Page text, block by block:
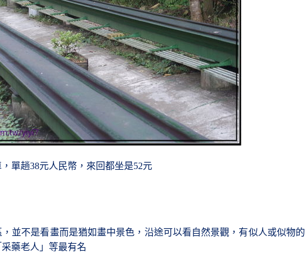
， 單趟38元人民幣 ， 來回都坐是52元
並不是看畫而是猶如畫中景色 ， 沿途可以看自然景觀，有似人或似物的
藥老人」等最有名